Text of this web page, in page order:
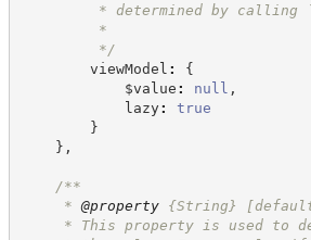
* determined by calling
*
*/
viewModel :
{
$value : null ,
lazy:
true
}
} ,
/**
* @property {String}
* This property is used to